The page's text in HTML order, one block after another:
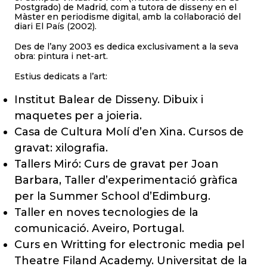
Postgrado) de Madrid, com a tutora de disseny en el
Màster en periodisme digital, amb la col·laboració del
diari El País (2002).
Des de l’any 2003 es dedica exclusivament a la seva
obra: pintura i net-art.
Estius dedicats a l’art:
Institut Balear de Disseny. Dibuix i
maquetes per a joieria.
Casa de Cultura Molí d’en Xina. Cursos de
gravat: xilografia.
Tallers Miró: Curs de gravat per Joan
Barbara, Taller d’experimentació gràfica
per la Summer School d’Edimburg.
Taller en noves tecnologies de la
comunicació. Aveiro, Portugal.
Curs en Writting for electronic media pel
Theatre Filand Academy. Universitat de la